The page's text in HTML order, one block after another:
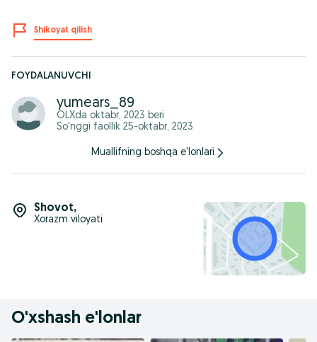
Shikoyat qilish
FOYDALANUVCHI
yumears_89
OLXda oktabr, 2023 beri
So'nggi faollik 25-oktabr, 2023
Muallifning boshqa e'lonlari
Shovot,
Xorazm viloyati
O'xshash e'lonlar